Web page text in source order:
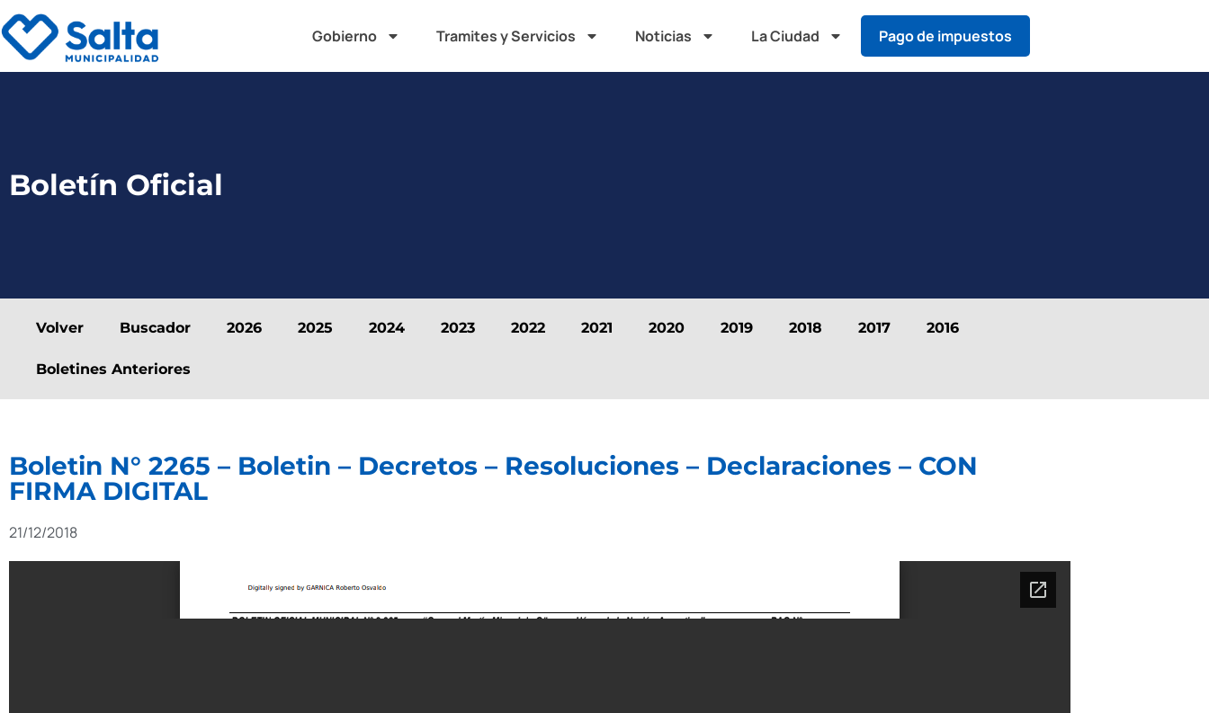
Gobierno Tramites y Servicios Noticias La Ciudad Pago de impuestos
Boletín Oficial
Volver Buscador 2026 2025 2024 2023 2022 2021 2020 2019 2018 2017 2016
Boletines Anteriores
Boletin N° 2265 – Boletin – Decretos – Resoluciones – Declaraciones – CON
FIRMA DIGITAL
21/12/2018